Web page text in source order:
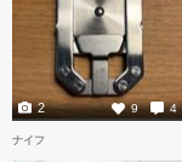
9 4
2
ナイフ